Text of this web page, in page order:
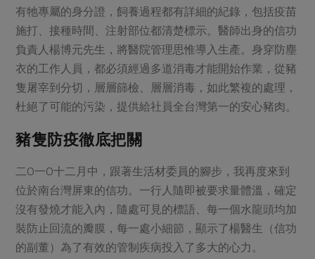
有牠專屬的身分證，飼養過程都有詳細的紀錄，包括疫苗
施打、接種時間、注射部位都清楚標示。醫師出身的信功
負責人楊博元先生，將醫院管理思惟導入生產。身穿防塵
衣的工作人員，都必須經過多道消毒才能開始作業，從豬
隻屠宰到分切，層層篩檢、層層消毒，如此繁複的處理，
杜絕了可能的污染，提供給社員全台灣第一的安心豬肉。
豬隻防疫徹底把關
二O一O十二月中，跟著生活材委員的腳步，我再度來到
位於南台灣屏東的信功。一行人隨即被要求量體溫，確定
沒有發燒才能入內，隨處可見的標語、每一個水龍頭均加
裝防止回流的瓣膜，每一處小細節，顯示了楊醫生（信功
的副董）為了有效的管制疾病投入了多大的心力。